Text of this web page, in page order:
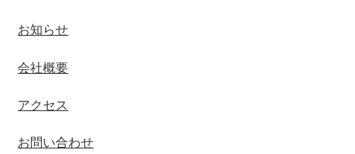
お知らせ
会社概要
アクセス
お問い合わせ